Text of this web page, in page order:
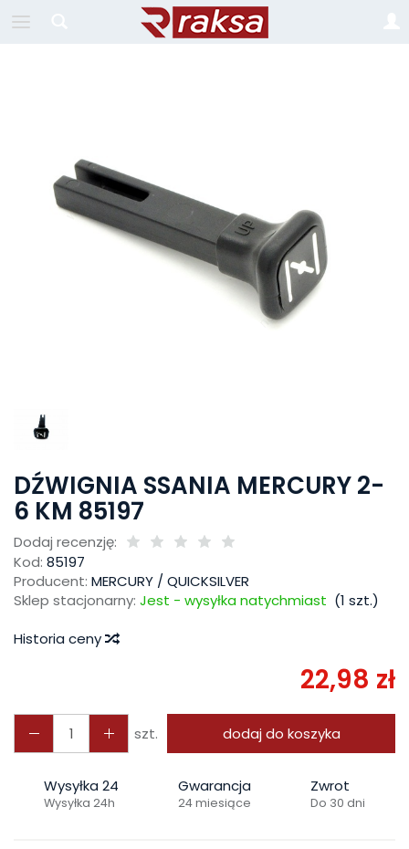
DŹWIGNIA SSANIA MERCURY 2-
6 KM 85197
Dodaj recenzję:
Kod: 85197
Producent: MERCURY / QUICKSILVER
Sklep stacjonarny: Jest - wysyłka natychmiast (1 szt.)
Historia ceny
22,98 zł
szt. dodaj do koszyka
Wysyłka 24
Wysyłka 24h
Gwarancja
24 miesiące
Zwrot
Do 30 dni